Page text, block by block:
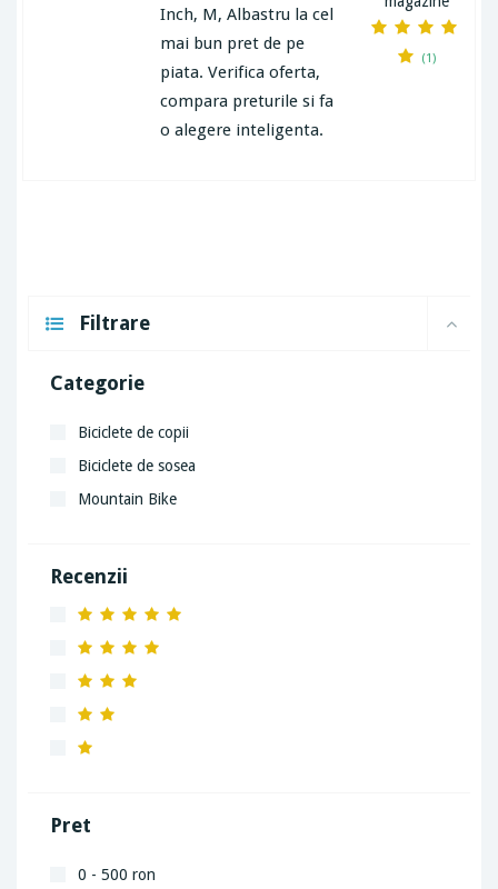
Inch, M, Albastru la cel
mai bun pret de pe
piata. Verifica oferta,
compara preturile si fa
o alegere inteligenta.
(1)
Filtrare
Categorie
Biciclete de copii
Biciclete de sosea
Mountain Bike
Recenzii
Pret
0 - 500 ron